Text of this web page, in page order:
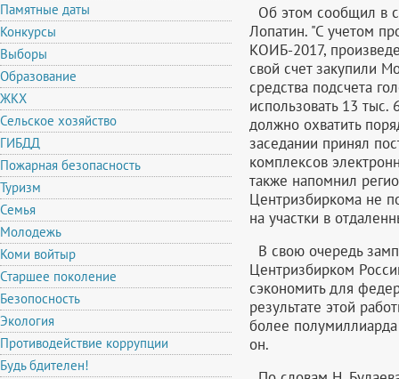
Памятные даты
Конкурсы
Выборы
Образование
ЖКХ
Сельское хозяйство
ГИБДД
Пожарная безопасность
Туризм
Семья
Молодежь
Коми войтыр
Старшее поколение
Безопосность
Экология
Противодействие коррупции
Будь бдителен!
Об этом сообщил в
Лопатин. "С учетом
КОИБ-2017,
свой счет закупили
средства подсчета
использовать 13
должно охватить
заседании принял
комплексов
также напомнил
Центризбиркома не
на участки в
В свою очередь
Центризбирком
сэкономить для
результате этой
более
он.